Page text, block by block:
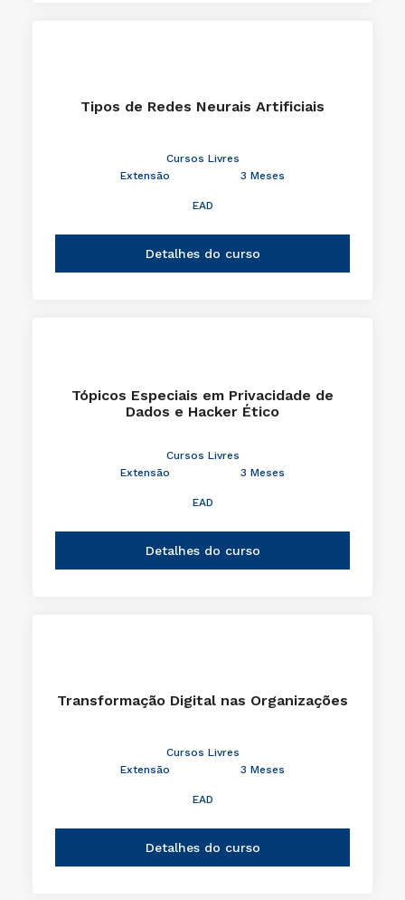
Tipos de Redes Neurais Artificiais
Cursos Livres
Extensão
3 Meses
EAD
Detalhes do curso
Tópicos Especiais em Privacidade de
Dados e Hacker Ético
Cursos Livres
Extensão
3 Meses
EAD
Detalhes do curso
Transformação Digital nas Organizações
Cursos Livres
Extensão
3 Meses
EAD
Detalhes do curso